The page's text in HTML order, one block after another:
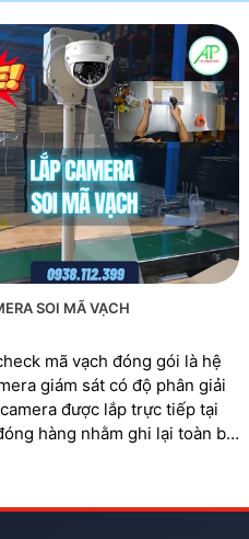
SOI MÃ VẠCH
mã vạch đóng gói là hệ
giám sát có độ phân giải
được lắp trực tiếp tại
hàng nhằm ghi lại toàn bộ